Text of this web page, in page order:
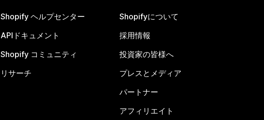
Shopify ヘルプセンター
APIドキュメント
Shopify コミュニティ
リサーチ
Shopifyについて
採用情報
投資家の皆様へ
プレスとメディア
パートナー
アフィリエイト